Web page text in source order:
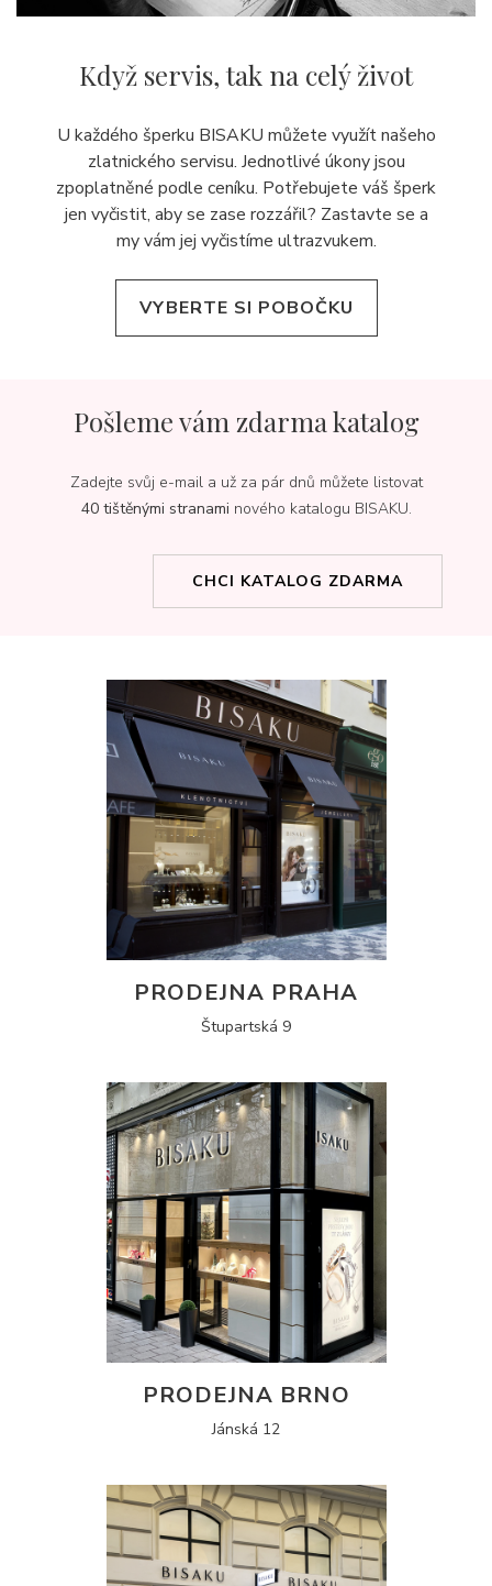
Když servis,tak na celý život
U každého šperku BISAKU můžete využít našeho
zlatnického servisu. Jednotlivé úkony jsou
zpoplatněné podle ceníku. Potřebujete váš šperk
jen vyčistit, aby se zase rozzářil? Zastavte se a
my vám jej vyčistíme ultrazvukem.
VYBERTE SI POBOČKU
Pošleme vám zdarma katalog
Zadejte svůj e-mail a už za pár dnů můžete listovat
40 tištěnými stranami nového katalogu BISAKU.
CHCI KATALOG ZDARMA
PRODEJNA PRAHA
Štupartská 9
PRODEJNA BRNO
Jánská 12